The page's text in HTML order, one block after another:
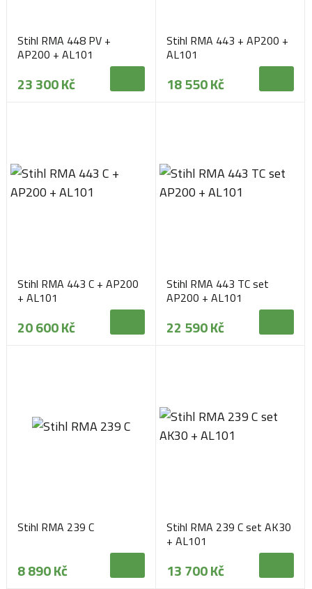
Stihl RMA 448 PV +
AP200 + AL101
23 300 Kč
Stihl RMA 443 + AP200 +
AL101
18 550 Kč
Stihl RMA 443 C + AP200
+ AL101
20 600 Kč
Stihl RMA 443 TC set
AP200 + AL101
22 590 Kč
Stihl RMA 239 C
8 890 Kč
Stihl RMA 239 C set AK30
+ AL101
13 700 Kč